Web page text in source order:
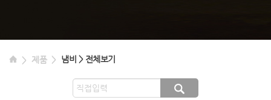
제품 냄비 > 전체보기